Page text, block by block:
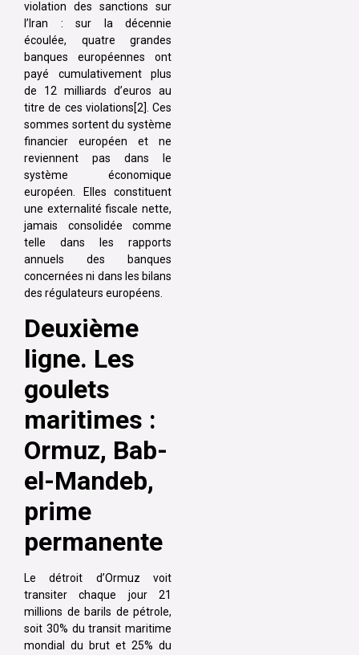
violation des sanctions sur
l’Iran : sur la décennie
écoulée, quatre grandes
banques européennes ont
payé cumulativement plus
de 12 milliards d’euros au
titre de ces violations[2]. Ces
sommes sortent du système
financier européen et ne
reviennent pas dans le
système économique
européen. Elles constituent
une externalité fiscale nette,
jamais consolidée comme
telle dans les rapports
annuels des banques
concernées ni dans les bilans
des régulateurs européens.
Deuxième
ligne. Les
goulets
maritimes :
Ormuz, Bab-
el-Mandeb,
prime
permanente
Le détroit d’Ormuz voit
transiter chaque jour 21
millions de barils de pétrole,
soit 30% du transit maritime
mondial du brut et 25% du